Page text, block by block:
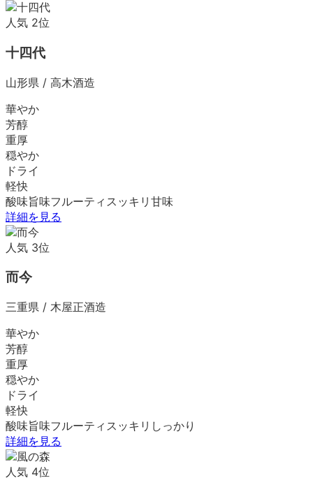
人気 2位
十四代
山形県 / 高木酒造
華やか
芳醇
重厚
穏やか
ドライ
軽快
酸味旨味フルーティ スッキリ 甘味
詳細を見る
人気 3位
而今
三重県 / 木屋正酒造
華やか
芳醇
重厚
穏やか
ドライ
軽快
酸味旨味フルーティ スッキリ しっかり
詳細を見る
人気 4位